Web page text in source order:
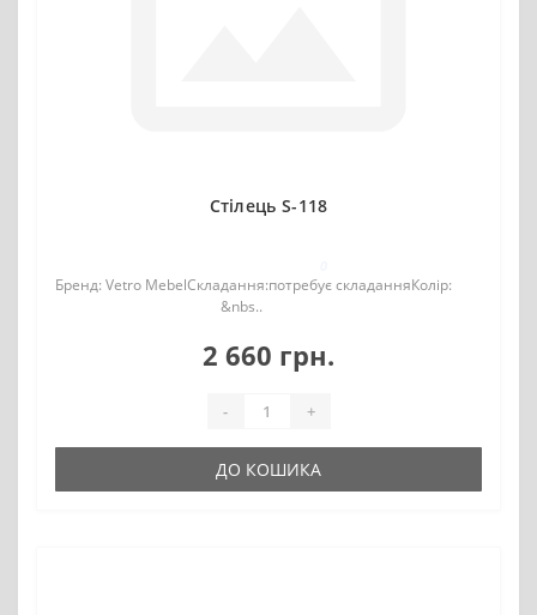
Стілець S-118
Бренд: Vetro MebelСкладання:потребує складанняКолір:
&nbs..
2 660 грн.
- +
ДО КОШИКА